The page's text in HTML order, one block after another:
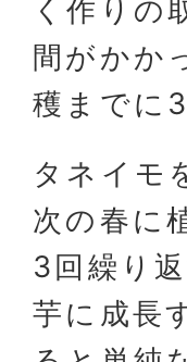
く作りの
間がかか
穫までに
タネイモ
次の春に
3回繰り
芋に成長